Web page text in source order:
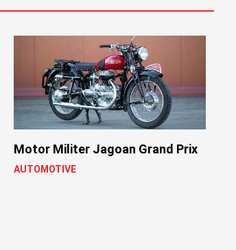
Motor Militer Jagoan Grand Prix
AUTOMOTIVE